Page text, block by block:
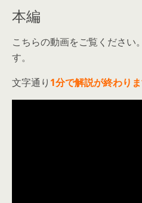
本編
こちらの動画をご覧ください
す。
文字通り 1分で解説が終わり